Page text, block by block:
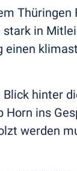
Thüringen
in
einen
hinter
ins
werden